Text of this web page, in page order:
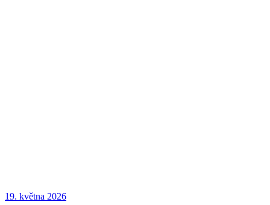
19. května 2026